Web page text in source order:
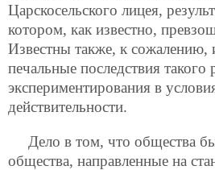
Царскосельского лицея,
котором, как известно,
Известны также, к сожалению,
печальные последствия такого
экспериментирования в
действительности.
Дело в том, что общества
общества, направленные на